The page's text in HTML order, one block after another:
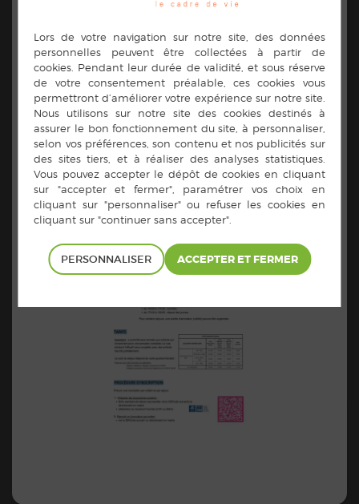
LES INSCRIPTIONS SONT OUVERTES POUR LA
SEMAINE ELI (ÉTÉ LOISIRS ITINÉRANT) ORGANISÉE
À CHÂTILLON-EN-VENDELAIS DU 20 AU 24 JUILLET
2026.
CETTE SEMAINE D’ANIMATIONS EST OUVERTE AUX
JEUNES DE 10 À 15 ANS ET PROPOSERA ACTIVITÉS,
DÉCOUVERTES, GRANDS JEUX ET MOMENTS
CONVIVIAUX TOUT AU LONG DE LA SEMAINE.
RETROUVEZ TOUTES LES INFORMATIONS, LE
PROGRAMME, LES TARIFS ET LES MODALITÉS
D’INSCRIPTION ICI :
LIEN PAGE ELI INFORMATIONS ET INSCRIPTION
ATTENTION : UN FORMULAIRE D’INSCRIPTION DOIT
ÊTRE REMPLI POUR CHAQUE ENFANT.
PERSONNALISER